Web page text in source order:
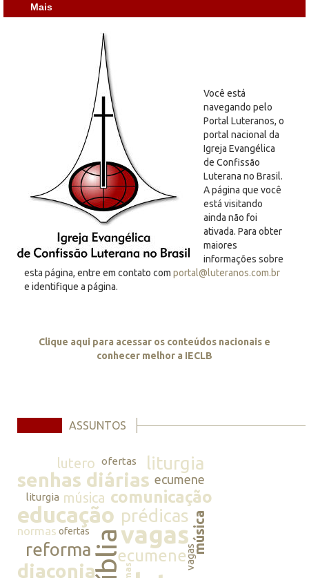
Mais
Você está
navegando pelo
Portal Luteranos, o
portal nacional da
Igreja Evangélica
de Confissão
Luterana no Brasil.
A página que você
está visitando
ainda não foi
ativada. Para obter
maiores
informações sobre
esta página, entre em contato com portal@luteranos.com.br
e identifique a página.
Clique aqui para acessar os conteúdos nacionais e
conhecer melhor a IECLB
ASSUNTOS
lutero ofertas liturgia
senhas diárias ecumene
liturgia música comunicação
educação prédicasmúsica
normas ofertasbíbliavagas
reforma
diaconia
ecumenevagas